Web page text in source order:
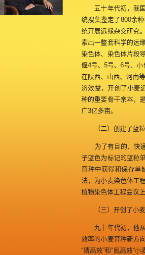
五十年代初，我国
统搜集鉴定了800余
统开展远缘杂交研究
索出一整套科学的远
染色体、染色体片段
偃4号、5号、6号、
在陕西、山西、河南
济效益，开创了小麦
种的重要骨干亲本，
广3亿多亩。
（二）创建了蓝粒
为了有目的、快速
子蓝色为标记的蓝粒
育种中获得和保存单
法，为小麦染色体工
植物染色体工程会议
（三）开创了小麦
九十年代初，他从
效率的小麦育种新方
“磷高效”和“氮高效”